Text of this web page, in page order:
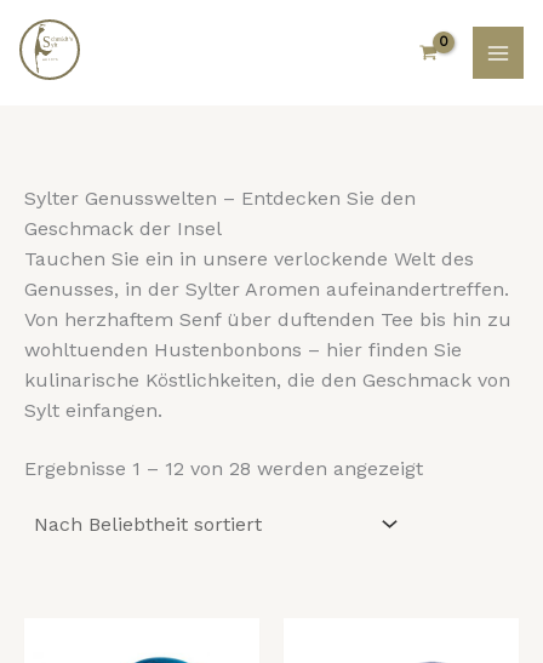
Zum
Inhalt
springen
Sylter Genusswelten – Entdecken Sie den
Geschmack der Insel
Tauchen Sie ein in unsere verlockende Welt des
Genusses, in der Sylter Aromen aufeinandertreffen.
Von herzhaftem Senf über duftenden Tee bis hin zu
wohltuenden Hustenbonbons – hier finden Sie
kulinarische Köstlichkeiten, die den Geschmack von
Sylt einfangen.
Ergebnisse 1 – 12 von 28 werden angezeigt
Beliebtheit
sortiert